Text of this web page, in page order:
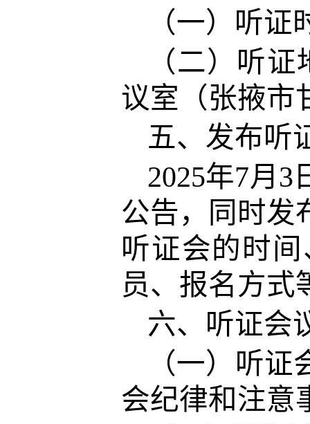
（一）听
（二）听
议室（张掖市
五、发布听
2025年7月
公告，同时发
听证会的时
员、报名方式
六、听证会
（一）听
会纪律和注意